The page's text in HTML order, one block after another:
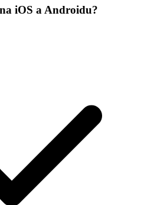
iOS a Androidu?